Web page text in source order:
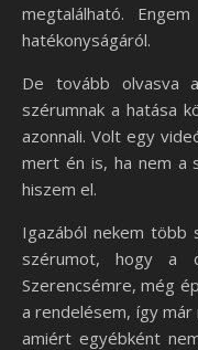
megtalálható.
hatékonyságáról.
De tovább olvasva
szérumnak a hatása
azonnali. Volt egy
mert én is, ha nem a
hiszem el.
Igazából nekem több
szérumot, hogy a
Szerencsémre, még
a rendelésem, így már
amiért egyébként